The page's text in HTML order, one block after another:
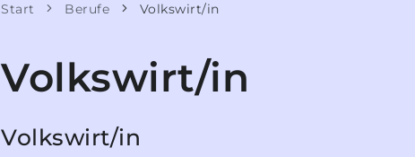
Start Berufe Volkswirt/in
Volkswirt/in
Volkswirt/in